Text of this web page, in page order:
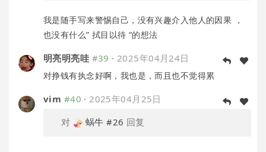
我是随手写来警惕自己，没有兴趣介入他人的因果 ，
也没有什么” 拭目以待 “的想法
明亮明亮哇 #39 ·2025年04月24日
对挣钱有执念好啊，我也是，而且也不觉得累
vim #40 ·2025年04月25日
对
蜗牛 #26 回复